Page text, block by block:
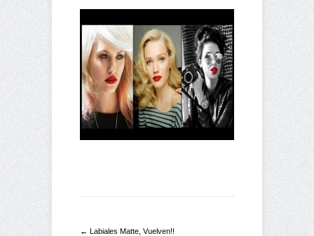
← Labiales Matte, Vuelven!!